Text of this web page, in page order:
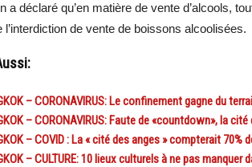
a déclaré qu’en matière de vente d’alcools,
l’interdiction de vente de boissons alcoolisées.
– CORONAVIRUS: Le confinement gagne du
– CORONAVIRUS: Faute de «countdown», la
– COVID : La « cité des anges » compterait
– CULTURE: 10 lieux culturels à ne pas manquer